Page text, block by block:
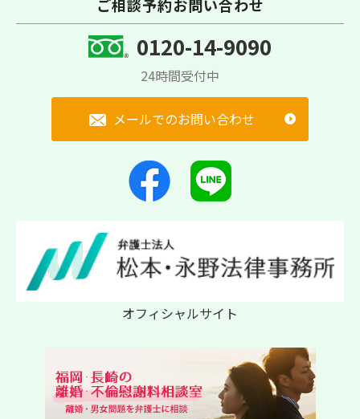
ご相談予約お問い合わせ
0120-14-9090
24時間受付中
メールでのお問い合わせ
オフィシャルサイト